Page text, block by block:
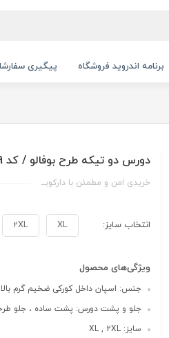
برنامه اندروید فروشگاه پیگیری
دورس دو تیکه طرح بوفالو / کد 99709
خریدی امن و مطمئن با دارکوبــ
انتخاب سایز: XL
2XL
ویژگی‌های محصول
جنس: اسپان داخل کورکی ضخیم گرم بالا
جلو و پشت دورس: پشت ساده ، جلو
سایز: XL , 2XL